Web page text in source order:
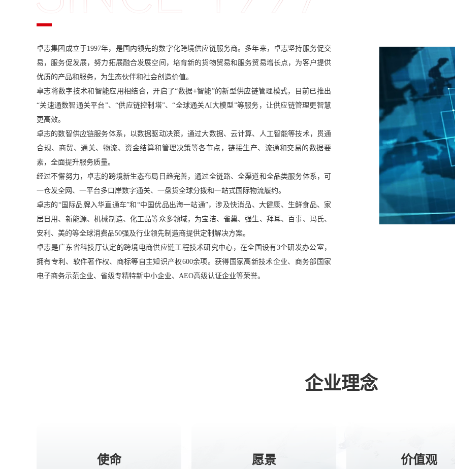
卓志集团成立于1997年，是国内领先的数字化跨境供应链服务商。多年来，卓志坚持服务促交
易，服务促发展，努力拓展融合发展空间，培育新的货物贸易和服务贸易增长点，为客户提供
优质的产品和服务，为生态伙伴和社会创造价值。
卓志将数字技术和智能应用相结合，开启了“数据+智能”的新型供应链管理模式，目前已推出
“关速通数智通关平台”、“供应链控制塔”、“全球通关AI大模型”等服务，让供应链管理更智慧
更高效。
卓志的数智供应链服务体系，以数据驱动决策，通过大数据、云计算、人工智能等技术，贯通
合规、商贸、通关、物流、资金结算和管理决策等各节点，链接生产、流通和交易的数据要
素，全面提升服务质量。
经过不懈努力，卓志的跨境新生态布局日趋完善，通过全链路、全渠道和全品类服务体系，可
一仓发全网、一平台多口岸数字通关、一盘货全球分拨和一站式国际物流履约。
卓志的“国际品牌入华直通车”和“中国优品出海一站通”，涉及快消品、大健康、生鲜食品、家
居日用、新能源、机械制造、化工品等众多领域，为宝洁、雀巢、强生、拜耳、百事、玛氏、
安利、美的等全球消费品50强及行业领先制造商提供定制解决方案。
卓志是广东省科技厅认定的跨境电商供应链工程技术研究中心，在全国设有3个研发办公室，
拥有专利、软件著作权、商标等自主知识产权600余项。获得国家高新技术企业、商务部国家
电子商务示范企业、省级专精特新中小企业、AEO高级认证企业等荣誉。
企业理念
使命 愿景 价值观